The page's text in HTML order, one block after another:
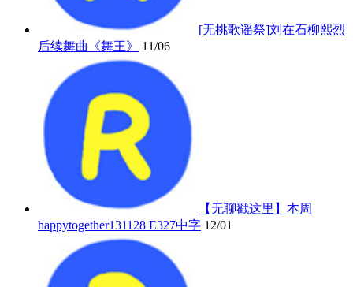
[无挑歌谣祭]刘在石柳熙烈
后续舞曲《舞王》
11/06
【无聊戳这里】本周
happytogether131128 E327中字 12/01